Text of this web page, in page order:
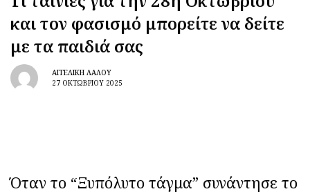
και τον φασισμό μπορείτε να δείτε
με τα παιδιά σας
ΑΓΓΕΛΙΚΉ ΛΆΛΟΥ
27 ΟΚΤΩΒΡΊΟΥ 2025
Όταν το “Ξυπόλυτο τάγμα” συνάντησε το